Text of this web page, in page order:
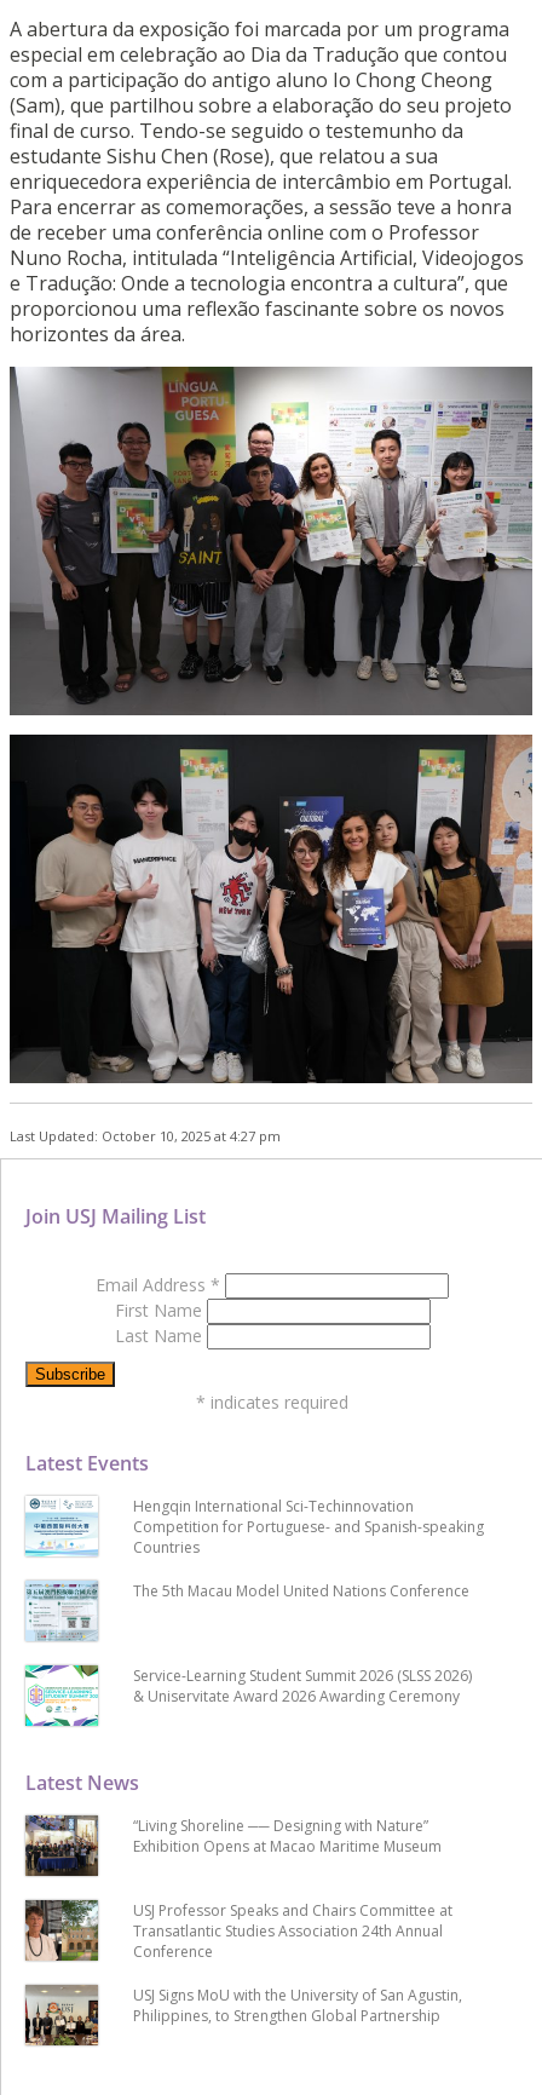
A abertura da exposição foi marcada por um programa
especial em celebração ao Dia da Tradução que contou
com a participação do antigo aluno Io Chong Cheong
(Sam), que partilhou sobre a elaboração do seu projeto
final de curso. Tendo-se seguido o testemunho da
estudante Sishu Chen (Rose), que relatou a sua
enriquecedora experiência de intercâmbio em Portugal.
Para encerrar as comemorações, a sessão teve a honra
de receber uma conferência online com o Professor
Nuno Rocha, intitulada “Inteligência Artificial, Videojogos
e Tradução: Onde a tecnologia encontra a cultura”, que
proporcionou uma reflexão fascinante sobre os novos
horizontes da área.
Last Updated: October 10, 2025 at 4:27 pm
Latest News
“Living Shoreline ── Designing with Nature”
Exhibition Opens at Macao Maritime Museum
USJ Professor Speaks and Chairs Committee at
Transatlantic Studies Association 24th Annual
Conference
USJ Signs MoU with the University of San Agustin,
Philippines, to Strengthen Global Partnership
Latest Events
Hengqin International Sci-Techinnovation
Competition for Portuguese- and Spanish-speaking
Countries
The 5th Macau Model United Nations Conference
Service-Learning Student Summit 2026 (SLSS 2026)
& Uniservitate Award 2026 Awarding Ceremony
Join USJ Mailing List
Email Address *
First Name
Last Name
* indicates required